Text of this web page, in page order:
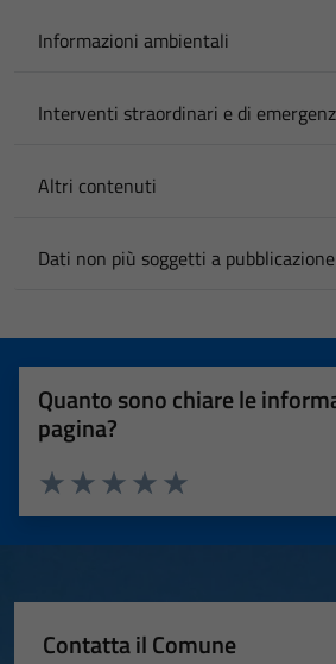
Informazioni ambientali
Interventi straordinari e di
Altri contenuti
Dati non più soggetti a
Quanto sono chiare le
pagina?
Valuta 5 stelle su 5
Valuta 4 stelle su 5
Valuta 3 stelle su 5
Valuta 2 stelle su 5
Valuta 1 stelle su 5
Contatta il Comune